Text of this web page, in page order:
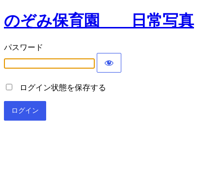
のぞみ保育園 日常写真
パスワード
ログイン状態を保存する